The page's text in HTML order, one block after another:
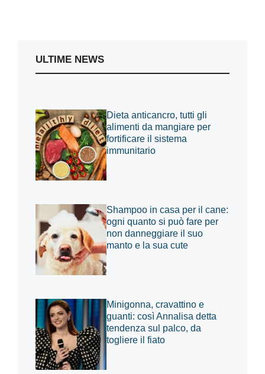
ULTIME NEWS
Dieta anticancro, tutti gli
alimenti da mangiare per
fortificare il sistema
immunitario
Shampoo in casa per il cane:
ogni quanto si può fare per
non danneggiare il suo
manto e la sua cute
Minigonna, cravattino e
guanti: così Annalisa detta
tendenza sul palco, da
togliere il fiato